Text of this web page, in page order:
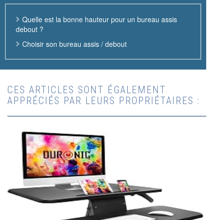
Quelle est la bonne hauteur pour un bureau assis
debout ?
Choisir son bureau assis / debout
CES ARTICLES SONT ÉGALEMENT
APPRÉCIÉS PAR LEURS PROPRIÉTAIRES :